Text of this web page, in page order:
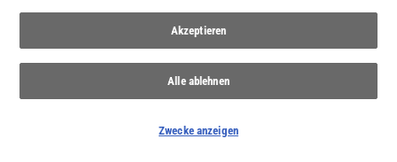
Sie können unsere Newsletter jederzeit wieder abbestellen. Infos zu unserem Umgang
mit Ihren personenbezogenen Daten finden Sie in unserer
Akzeptieren
Alle ablehnen
Zwecke anzeigen